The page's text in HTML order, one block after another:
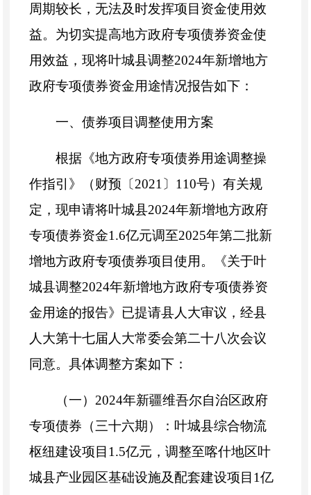
周期较长，无法及时发挥项目资金使用效
益。为切实提高地方政府专项债券资金使
用效益，现将叶城县调整2024年新增地方
政府专项债券资金用途情况报告如下：
一、债券项目调整使用方案
根据《地方政府专项债券用途调整操
作指引》（财预〔2021 〕 110号）有关规
定，现申请将叶城县2024年新增地方政府
专项债券资金1.6亿元调至2025年第二批新
增地方政府专项债券项目使用。《关于叶
城县调整2024年新增地方政府专项债券资
金用途的报告》已提请县人大审议，经县
人大第十七届人大常委会第二十八次会议
同意。具体调整方案如下：
（一） 2024年新疆维吾尔自治区政府
专项债券（三十六期）：叶城县综合物流
枢纽建设项目1.5亿元，调整至喀什地区叶
城县产业园区基础设施及配套建设项目1亿